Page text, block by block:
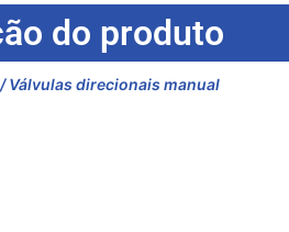
do produto
/ Válvulas direcionais manual